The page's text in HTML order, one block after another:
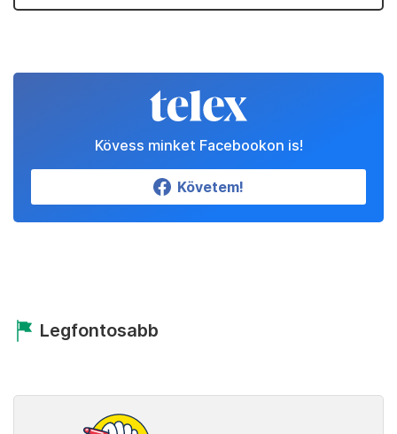
Kövess minket Facebookon is!
Követem!
Legfontosabb